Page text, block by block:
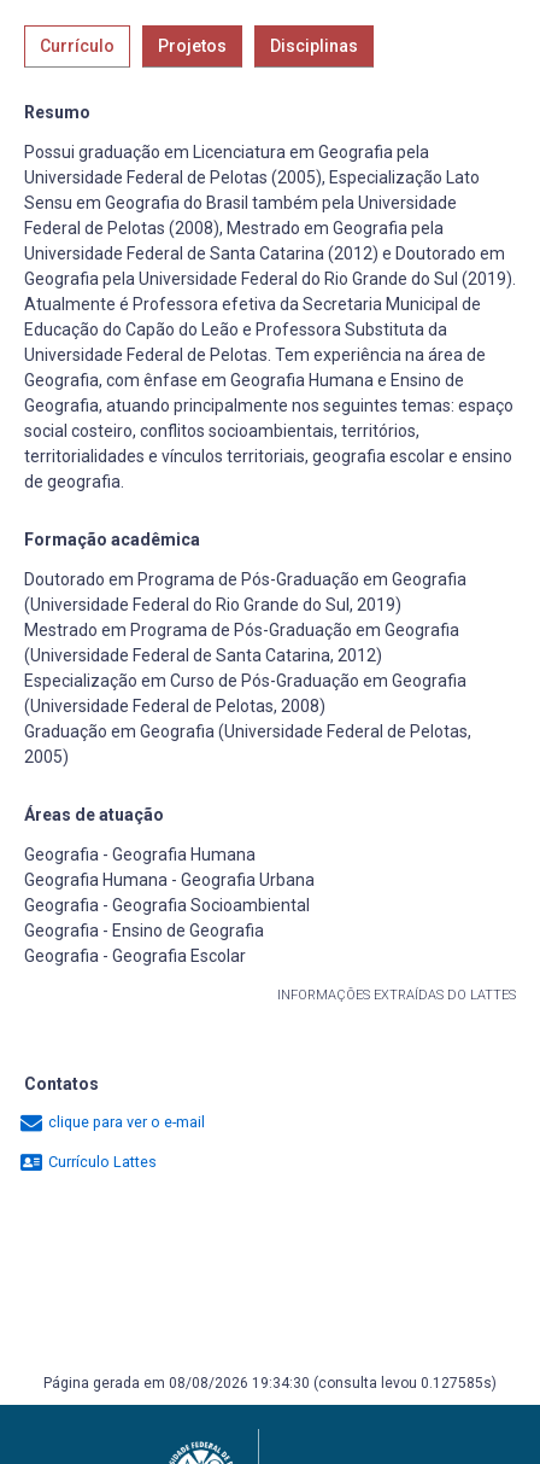
Currículo Projetos Disciplinas
Resumo
Possui graduação em Licenciatura em Geografia pela
Universidade Federal de Pelotas (2005), Especialização Lato
Sensu em Geografia do Brasil também pela Universidade
Federal de Pelotas (2008), Mestrado em Geografia pela
Universidade Federal de Santa Catarina (2012) e Doutorado em
Geografia pela Universidade Federal do Rio Grande do Sul (2019).
Atualmente é Professora efetiva da Secretaria Municipal de
Educação do Capão do Leão e Professora Substituta da
Universidade Federal de Pelotas. Tem experiência na área de
Geografia, com ênfase em Geografia Humana e Ensino de
Geografia, atuando principalmente nos seguintes temas: espaço
social costeiro, conflitos socioambientais, territórios,
territorialidades e vínculos territoriais, geografia escolar e ensino
de geografia.
Formação acadêmica
Doutorado em Programa de Pós-Graduação em Geografia
(Universidade Federal do Rio Grande do Sul, 2019)
Mestrado em Programa de Pós-Graduação em Geografia
(Universidade Federal de Santa Catarina, 2012)
Especialização em Curso de Pós-Graduação em Geografia
(Universidade Federal de Pelotas, 2008)
Graduação em Geografia (Universidade Federal de Pelotas,
2005)
Áreas de atuação
Geografia - Geografia Humana
Geografia Humana - Geografia Urbana
Geografia - Geografia Socioambiental
Geografia - Ensino de Geografia
Geografia - Geografia Escolar
INFORMAÇÕES EXTRAÍDAS DO LATTES
Contatos
clique para ver o e-mail
Currículo Lattes
Página gerada em 08/08/2026 19:34:30 (consulta levou 0.127585s)